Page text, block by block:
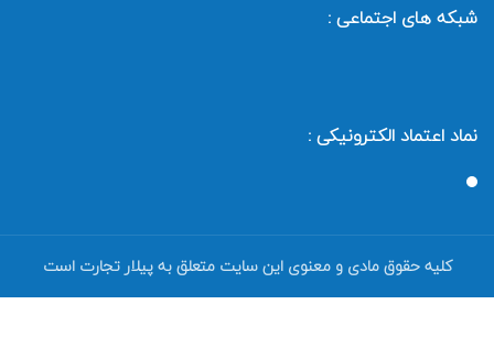
شبکه های اجتماعی :
نماد اعتماد الکترونیکی :
کلیه حقوق مادی و معنوی این سایت متعلق به پیلار تجارت است